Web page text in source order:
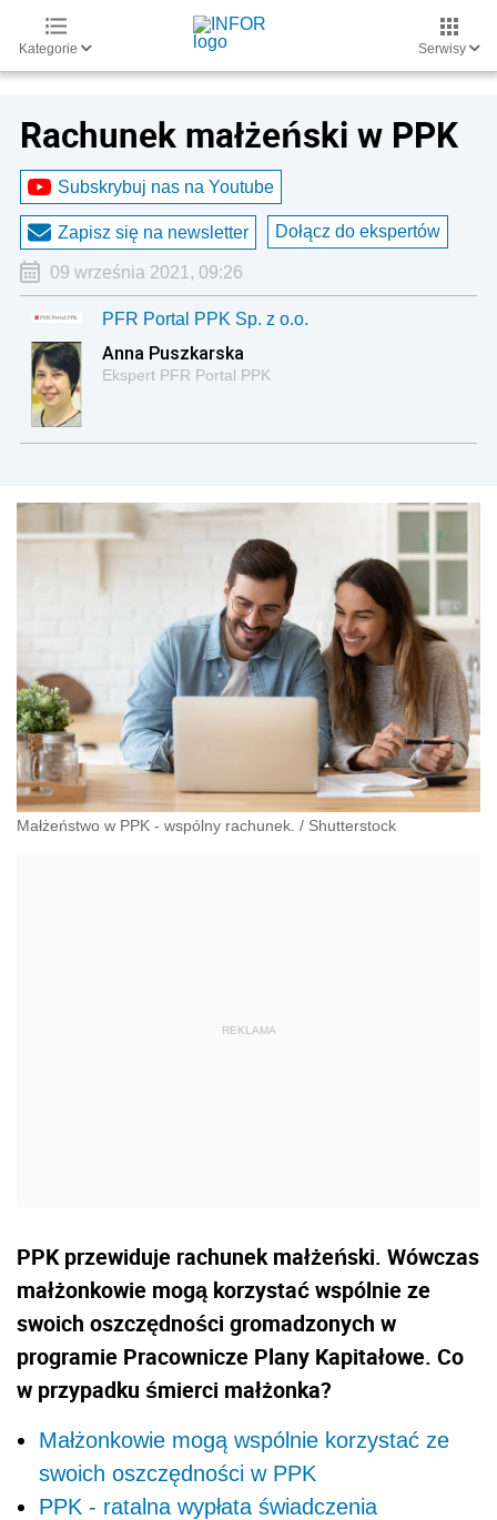
Kategorie Serwisy
Rachunek małżeński w PPK
Subskrybuj nas na Youtube
Zapisz się na newsletter Dołącz do ekspertów
09 września 2021, 09:26
PFR Portal PPK Sp. z o.o.
Anna Puszkarska
Ekspert PFR Portal PPK
Małżeństwo w PPK - wspólny rachunek. / Shutterstock
PPK przewiduje rachunek małżeński. Wówczas
małżonkowie mogą korzystać wspólnie ze
swoich oszczędności gromadzonych w
programie Pracownicze Plany Kapitałowe. Co
w przypadku śmierci małżonka?
Małżonkowie mogą wspólnie korzystać ze
swoich oszczędności w PPK
PPK - ratalna wypłata świadczenia